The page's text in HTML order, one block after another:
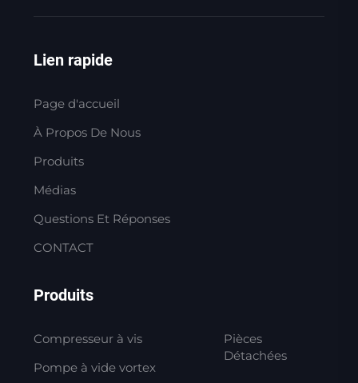
Lien rapide
Page d'accueil
À Propos De Nous
Produits
Médias
Questions Et Réponses
CONTACT
Produits
Compresseur à vis
Pompe à vide vortex
Pièces
Détachées